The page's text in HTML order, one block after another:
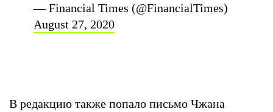
— Financial Times (@FinancialTimes)
August 27, 2020
В редакцию также попало письмо Чжана